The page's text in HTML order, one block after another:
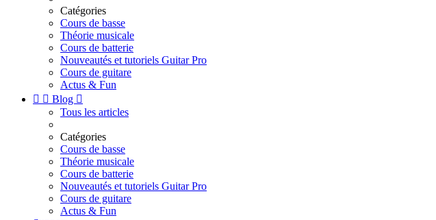
Catégories
Cours de basse
Théorie musicale
Cours de batterie
Nouveautés et tutoriels Guitar Pro
Cours de guitare
Actus & Fun
  Blog 
Tous les articles
Catégories
Cours de basse
Théorie musicale
Cours de batterie
Nouveautés et tutoriels Guitar Pro
Cours de guitare
Actus & Fun